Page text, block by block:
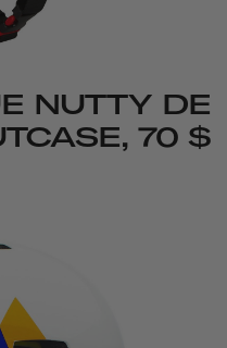
NUTTY DE
70 $